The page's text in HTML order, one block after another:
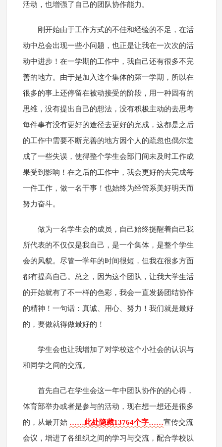
活动，也增强了自己的团队协作能力。
刚开始由于工作方式的不佳和经验的不足，在活
动中总会出现一些小问题，也正是让我在一次次的活
动中进步！在一学期的工作中，我自己还有很多不完
善的地方。由于是加入这个集体的第一学期，所以在
很多的事上还停留在被动接受的阶段，用一种固有的
思维，没有提出自己的想法，没有积极主动的去思考
每件事有没有更好的途径去更好的完成，这都是之后
的工作中需要不断完善的地方因个人的疏忽也偶尔造
成了一些失误，使得整个学生会部门间未及时工作成
果受到影响！在之后的工作中，我会更好的去完成每
一件工作，做一名干事！也始终为经管系美好明天而
努力奋斗。
做为一名学生会的成员，自己始终提醒着自己我
所代表的不仅仅是我自己，是一个集体，是整个学生
会的风貌。尽管一学年的时间很短，但我在很多方面
都有提高自己。总之，因为这个团队，让我大学生活
的开始就有了不一样的色彩，我会一直发扬团结协作
的精神！一句话：真诚、用心、努力！我们就是最好
的，要做就得做最好的！
学生会也让我增加了对学校这个小社会的认识与
和同学之间的交流。
首先自己在学生会这一年中团队协作的的心得，
体育部举办或者是参与的活动，现在想一想还是很多
的，从最开始 ……此处隐藏13764个字……宣传交流
会议，增进了各组织之间的学习与交流，配合学校以